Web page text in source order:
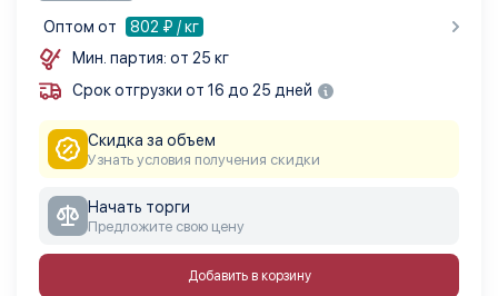
Оптом от
802 ₽ / кг
Мин. партия: от 25 кг
Срок отгрузки от 16 до 25 дней
Скидка за объем
Узнать условия получения скидки
Начать торги
Предложите свою цену
Добавить в корзину